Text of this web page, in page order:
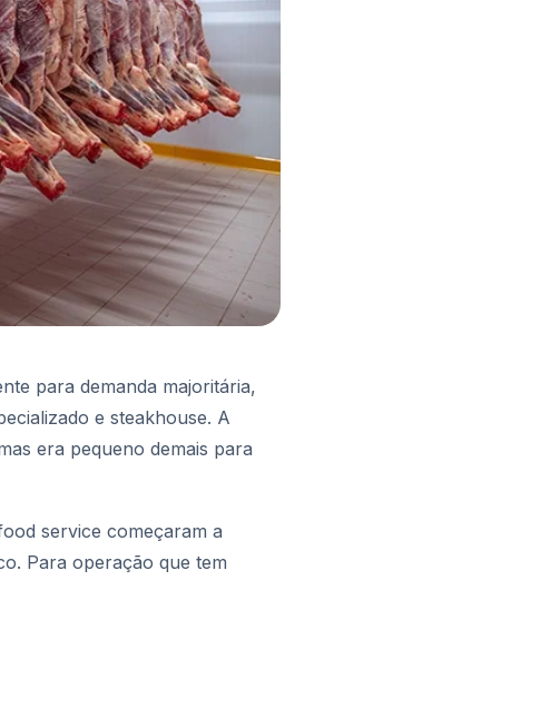
para demanda majoritária,
e steakhouse. A
era pequeno demais para
service começaram a
Para operação que tem